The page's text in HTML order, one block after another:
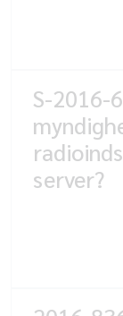
S-2016-
server?